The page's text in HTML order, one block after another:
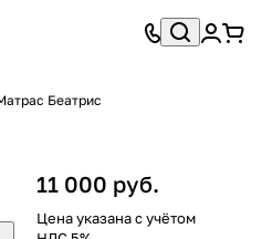
Беатрис
11 000 руб.
Цена указана с учётом